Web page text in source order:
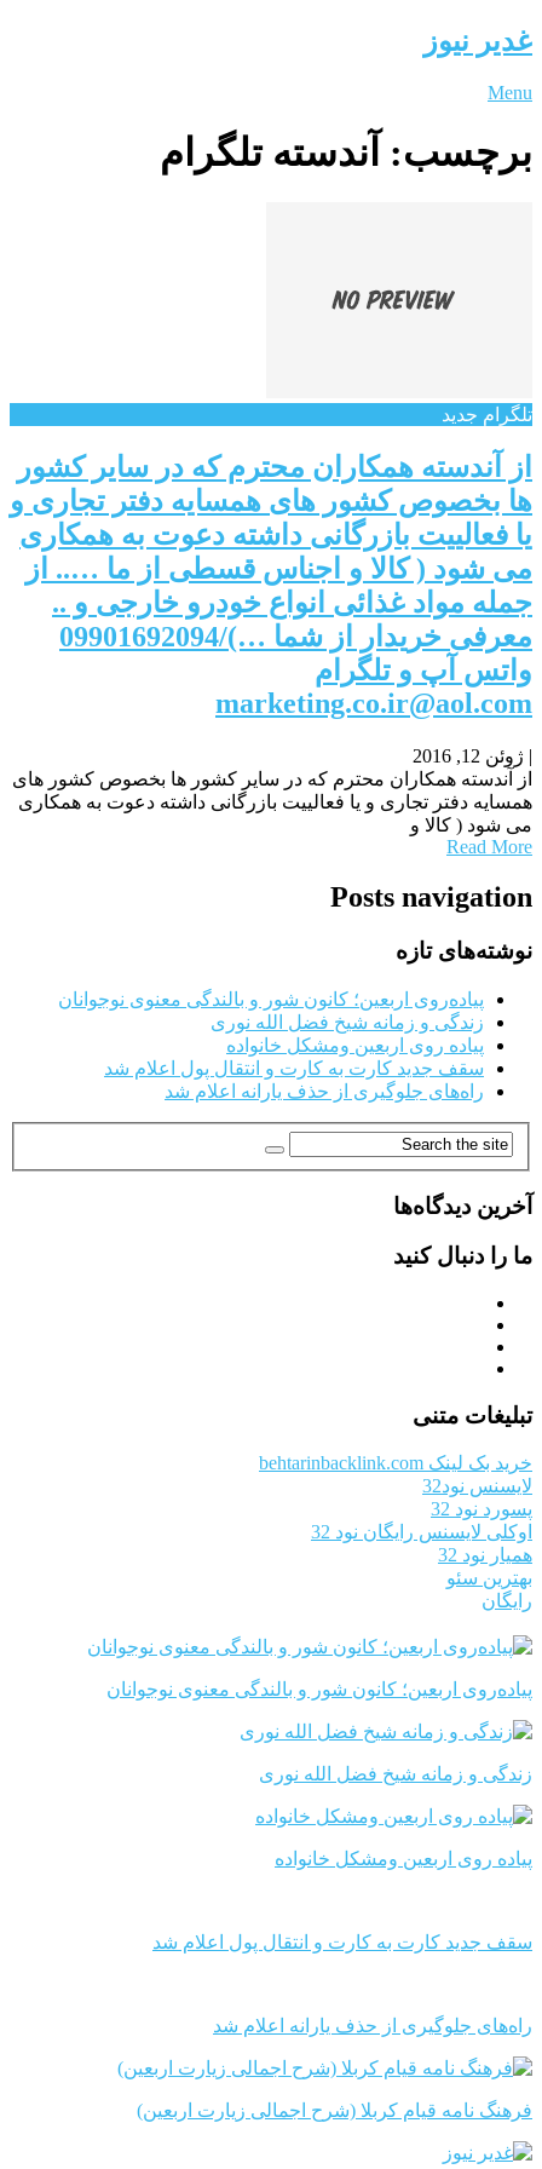
غدیر نیوز
Menu
برچسب: آندسته تلگرام
تلگرام جدید
از آندسته همکاران محترم که در سایر کشور
ها بخصوص کشور های همسایه دفتر تجاری و
یا فعالییت بازرگانی داشته دعوت به همکاری
می شود ( کالا و اجناس قسطی از ما ….. از
جمله مواد غذائی انواع خودرو خارجی و ..
معرفی خریدار از شما …)/09901692094
واتس آپ و تلگرام
marketing.co.ir@aol.com
| ژوئن 12, 2016
از آندسته همکاران محترم که در سایر کشور ها بخصوص کشور های
همسایه دفتر تجاری و یا فعالییت بازرگانی داشته دعوت به همکاری
می شود ( کالا و
Read More
Posts navigation
نوشته‌های تازه
پیاده‌روی اربعین؛ کانون شور و بالندگی معنوی نوجوانان
زندگی و زمانه شیخ فضل الله نوری
پیاده روی اربعین ومشکل خانواده
سقف جدید کارت به کارت و انتقال پول اعلام شد
راه‌های جلوگیری از حذف یارانه اعلام شد
آخرین دیدگاه‌ها
ما را دنبال کنید
تبلیغات متنی
خرید بک لینک behtarinbacklink.com
لایسنس نود32
پسورد نود 32
اوکلی لایسنس رایگان نود 32
همیار نود 32
بهترین سئو
رایگان
پیاده‌روی اربعین؛ کانون شور و بالندگی معنوی نوجوانان
زندگی و زمانه شیخ فضل الله نوری
پیاده روی اربعین ومشکل خانواده
سقف جدید کارت به کارت و انتقال پول اعلام شد
راه‌های جلوگیری از حذف یارانه اعلام شد
فرهنگ نامه قیام کربلا (شرح اجمالی زیارت اربعین)